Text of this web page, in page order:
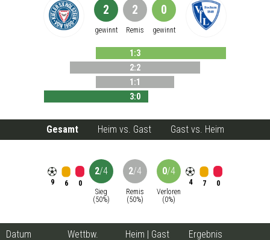
2
gewinnt
2
Remis
0
gewinnt
1 :3
2:2
1 :1
3:0
Gesamt Heim vs. Gast Gast vs. Heim
9 6 0
2/4
Sieg
(50%)
2/4
Remis
(50%)
0/4
Verloren
(0%)
4 7 0
Datum Wettbw. Heim Gast Ergebnis